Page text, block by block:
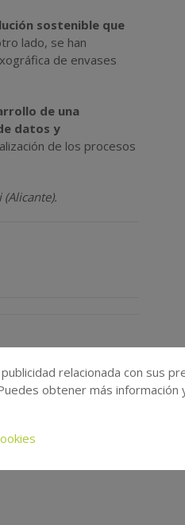
sostenible que
lado, se han
de envases
de una
datos y
de los procesos
(Alicante).
la divulgación y
relacionada con sus
obtener más información